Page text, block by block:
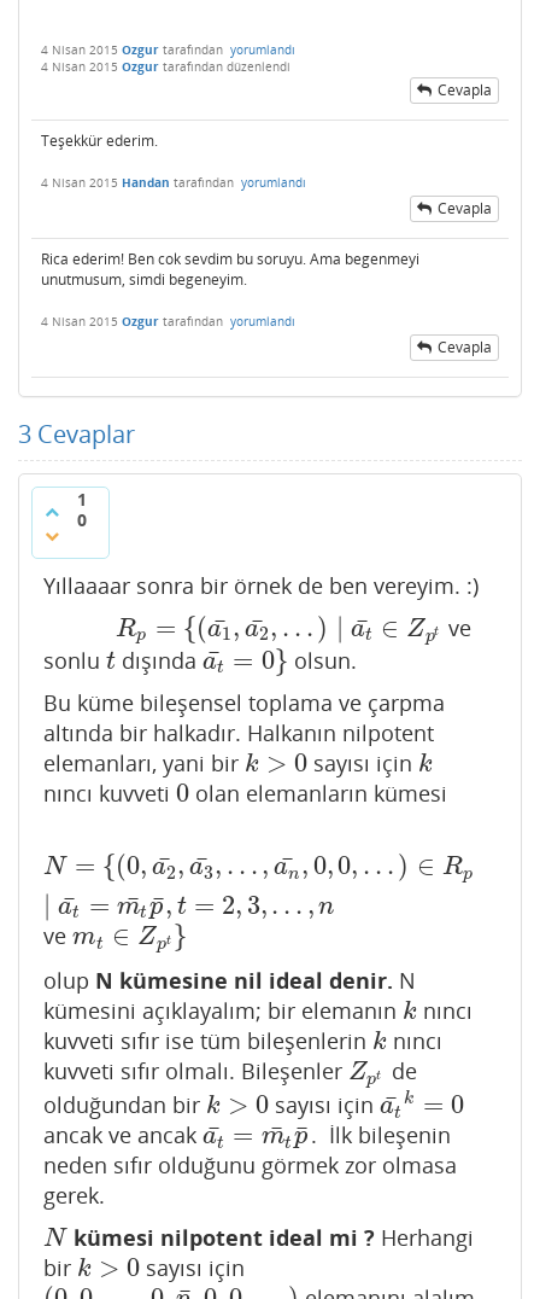
4 Nisan 2015 Ozgur tarafından yorumlandı
4 Nisan 2015 Ozgur tarafından düzenlendi
Cevapla
Teşekkür ederim.
4 Nisan 2015 Handan tarafından yorumlandı
Cevapla
Rica ederim! Ben cok sevdim bu soruyu. Ama begenmeyi
unutmusum, simdi begeneyim.
4 Nisan 2015 Ozgur tarafından yorumlandı
Cevapla
3 Cevaplar
1
0
Yıllaaaar sonra bir örnek de ben vereyim. :)
Rp = {(a1
¯ , a2
¯ , . . .) ∣ at
¯ ∈ Zpt
Rp= {(a 1 ¯,a2 ¯ ,...)∣ a t ¯ ∈ pt
ve
sonlu t
t dışındaat
¯ = 0}
at¯ =0 }
olsun.
Bu küme bileşensel toplama ve çarpma
altında bir halkadır. Halkanın nilpotent
elemanları, yani bir k > 0
k> 0 sayısı için k
k
nıncı kuvveti 0
0 olan elemanların kümesi
N = {(0, a2
¯ , a3
¯ , . . ., an
¯ ,0,0, . . . ) ∈ Rp
∣ at
¯ = mt
¯ p
¯, t = 2, 3,. . . , n
N= {(0 a 2¯,a3¯, ..,an¯, 0 ,0,...)∈Rp∣ a t ¯=mt¯ p¯,t
ve mt ∈ Zpt }
mt∈Z pt}
olup N kümesine nil ideal denir. N
kümesini açıklayalım; bir elemanın k
k nıncı
kuvveti sıfır ise tüm bileşenlerin k
k nıncı
kuvveti sıfır olmalı. Bileşenler Zpt
Zpt de
olduğundan bir k > 0
k> 0 sayısı içinat
¯ k = 0
at¯k =0
ancak ve ancak at
¯ = mt
¯ p
¯
at¯ =mt¯p¯. İlk bileşenin
neden sıfır olduğunu görmek zor olmasa
gerek.
N
N kümesi nilpotent ideal mi ? Herhangi
bir k > 0
k> 0 sayısı için